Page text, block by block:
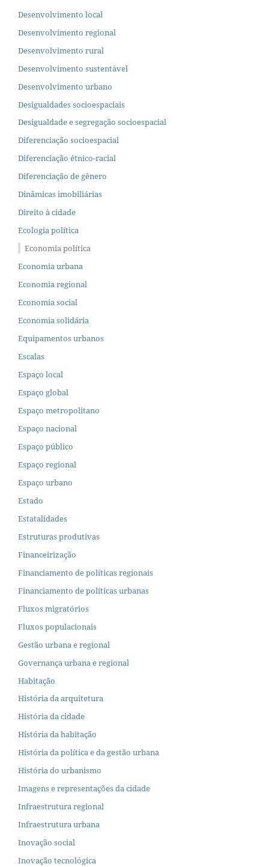
Desenvolvimento local
Desenvolvimento regional
Desenvolvimento rural
Desenvolvimento sustentável
Desenvolvimento urbano
Desigualdades socioespaciais
Desigualdade e segregação socioespacial
Diferenciação socioespacial
Diferenciação étnico-racial
Diferenciação de gênero
Dinâmicas imobiliárias
Direito à cidade
Ecologia política
Economia política
Economia urbana
Economia regional
Economia social
Economia solidária
Equipamentos urbanos
Escalas
Espaço local
Espaço global
Espaço metropolitano
Espaço nacional
Espaço público
Espaço regional
Espaço urbano
Estado
Estatalidades
Estruturas produtivas
Financeirização
Financiamento de políticas regionais
Financiamento de políticas urbanas
Fluxos migratórios
Fluxos populacionais
Gestão urbana e regional
Governança urbana e regional
Habitação
História da arquitetura
História da cidade
História da habitação
História da política e da gestão urbana
História do urbanismo
Imagens e representações da cidade
Infraestrutura regional
Infraestrutura urbana
Inovação social
Inovação tecnológica